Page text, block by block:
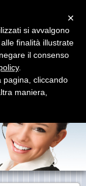
& Pulmini
PIU' VICINO A
×
si avvalgono
finalità illustrate
il consenso
.
pagina, cliccando
maniera,